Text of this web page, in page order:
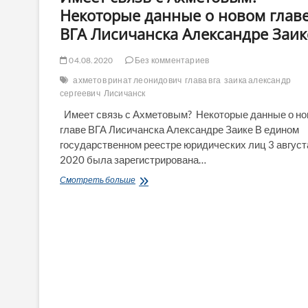
Некоторые данные о новом
ВГА Лисичанска Александре
04.08.2020
Без комментариев
ахметов ринат леонидович глава вга заика александр
сергеевич Лисичанск
Имеет связь с Ахметовым? Некоторые данные о
главе ВГА Лисичанска Александре Заике В едином
государственном реестре юридических лиц 3
2020 была зарегистрирована…
Смотреть большеИмеет